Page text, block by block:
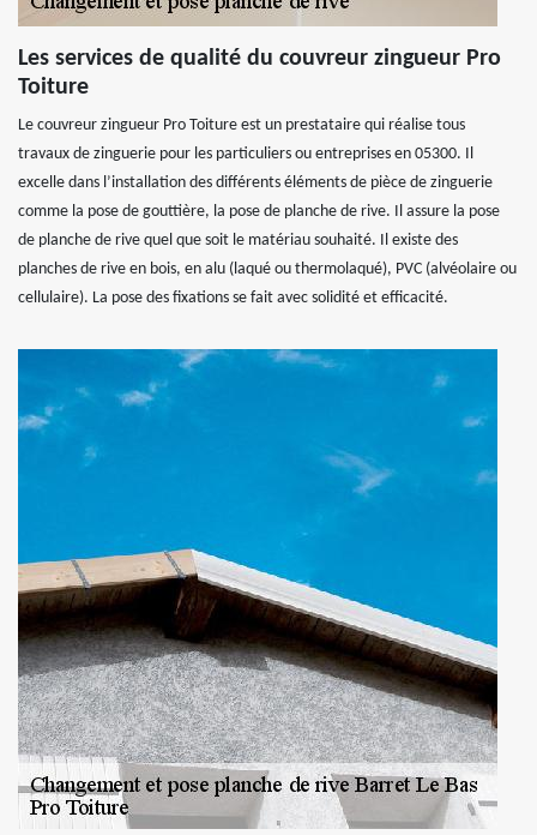
Les services de qualité du couvreur zingueur Pro
Toiture
Le couvreur zingueur Pro Toiture est un prestataire qui réalise tous
travaux de zinguerie pour les particuliers ou entreprises en 05300. Il
excelle dans l’installation des différents éléments de pièce de zinguerie
comme la pose de gouttière, la pose de planche de rive. Il assure la pose
de planche de rive quel que soit le matériau souhaité. Il existe des
planches de rive en bois, en alu (laqué ou thermolaqué), PVC (alvéolaire ou
cellulaire). La pose des fixations se fait avec solidité et efficacité.